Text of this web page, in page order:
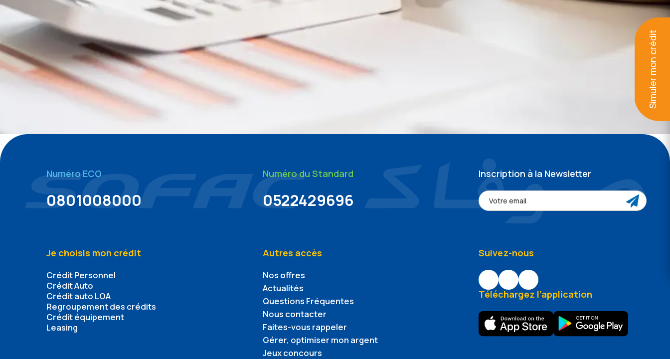
Numéro ECO
0801008000
Numéro du Standard
0522429696
Inscription à la Newsletter
Je choisis mon crédit
Crédit Personnel
Crédit Auto
Crédit auto LOA
Regroupement des crédits
Crédit équipement
Leasing
Autres accès
Nos offres
Actualités
Questions Fréquentes
Nous contacter
Faites-vous rappeler
Gérer, optimiser mon argent
Jeux concours
Suivez-nous
Téléchargez l’application
Simuler mon crédit